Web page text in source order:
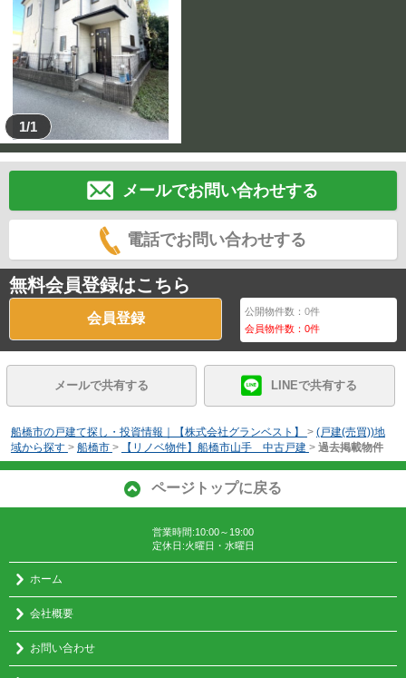
1/1
メールでお問い合わせする
電話でお問い合わせする
無料会員登録はこちら
会員登録 公開物件数：0件
会員物件数：0件
メールで共有する LINEで共有する
船橋市の戸建て探し・投資情報｜【株式会社グランベスト】 > (戸建(売買))地
域から探す > 船橋市 > 【リノベ物件】船橋市山手 中古戸建 > 過去掲載物件
ページトップに戻る
営業時間:10:00～19:00
定休日:火曜日・水曜日
ホーム
会社概要
お問い合わせ